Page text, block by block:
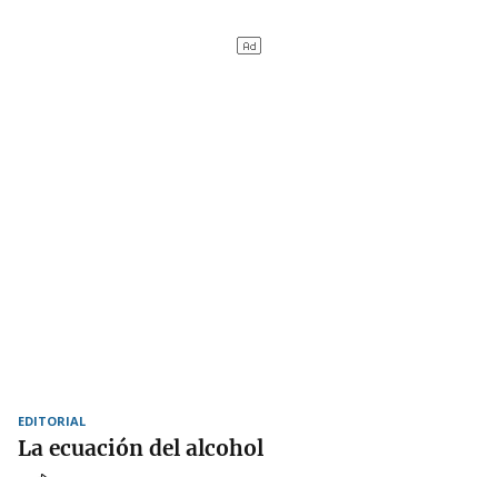
EDITORIAL
La ecuación del alcohol